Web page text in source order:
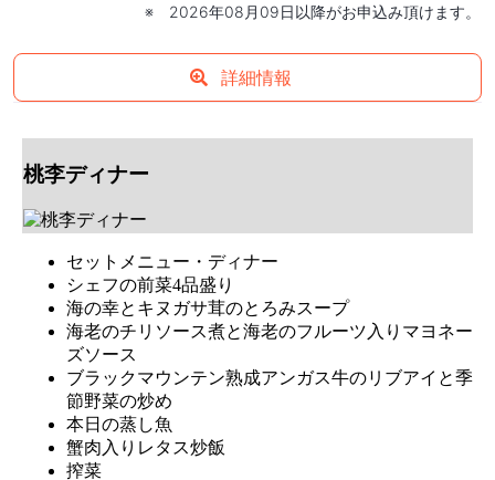
※ 2026年08月09日以降がお申込み頂けます。
詳細情報